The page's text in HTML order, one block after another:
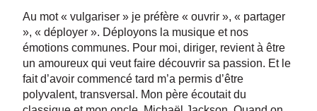
Au mot « vulgariser » je préfère « ouvrir », « partager
», « déployer ». Déployons la musique et nos
émotions communes. Pour moi, diriger, revient à être
un amoureux qui veut faire découvrir sa passion. Et le
fait d’avoir commencé tard m’a permis d’être
polyvalent, transversal. Mon père écoutait du